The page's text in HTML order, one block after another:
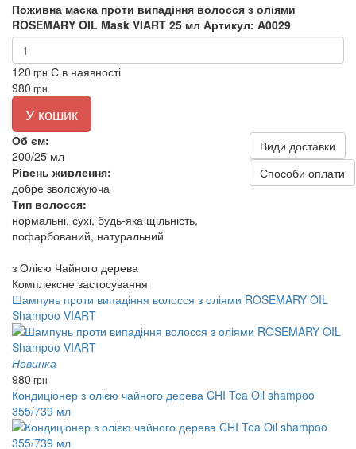
Поживна маска проти випадіння волосся з оліями
ROSEMARY OIL Mask VIART 25 мл Артикул: A0029
120 грн Є в наявності
980 грн
У кошик
Об єм:
200/25 мл
Рівень живлення:
добре зволожуюча
Тип волосся:
нормальні, сухі, будь-яка щільність,
пофарбований, натуральний
Види доставки
Способи оплати
з Олією Чайного дерева
Комплексне застосування
Шампунь проти випадіння волосся з оліями ROSEMARY OIL
Shampoo VIART
Новинка
980 грн
Кондиціонер з олією чайного дерева CHI Tea Oil shampoo
355/739 мл